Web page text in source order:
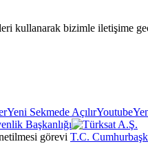
kullanarak bizimle iletişime
Yeni Sekmede AçılırYoutube
görevi T.C.